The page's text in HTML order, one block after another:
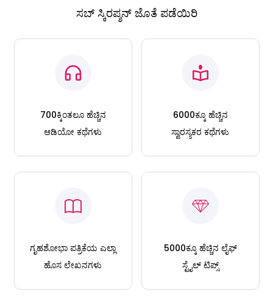
ಸಬ್ ಸ್ಕಿರಪ್ಶನ್ ಜೊತೆ ಪಡೆಯಿರಿ
700ಕ್ಕಿಂತಲೂ ಹೆಚ್ಚಿನ
ಆಡಿಯೋ ಕಥೆಗಳು
6000ಕ್ಕೂ ಹೆಚ್ಚಿನ
ಸ್ವಾರಸ್ಯಕರ ಕಥೆಗಳು
ಗೃಹಶೋಭಾ ಪತ್ರಿಕೆಯ ಎಲ್ಲಾ
ಹೊಸ ಲೇಖನಗಳು
5000ಕ್ಕೂ ಹೆಚ್ಚಿನ ಲೈಫ್
ಸ್ಟೈಲ್ ಟಿಪ್ಸ್